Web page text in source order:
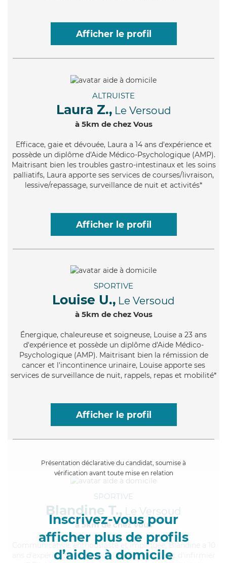
Afficher le profil
ALTRUISTE
Laura Z., Le Versoud
à 5km de chez Vous
Efficace, gaie et dévouée, Laura a 14 ans d'expérience et
possède un diplôme d'Aide Médico-Psychologique (AMP).
Maitrisant bien les troubles gastro-intestinaux et les soins
palliatifs, Laura apporte ses services de courses/livraison,
lessive/repassage, surveillance de nuit et activités*
Afficher le profil
SPORTIVE
Louise U., Le Versoud
à 5km de chez Vous
Énergique, chaleureuse et soigneuse, Louise a 23 ans
d'expérience et possède un diplôme d'Aide Médico-
Psychologique (AMP). Maitrisant bien la rémission de
cancer et l'incontinence urinaire, Louise apporte ses
services de surveillance de nuit, rappels, repas et mobilité*
Afficher le profil
Présentation déclarative du candidat, soumise à
vérification avant toute mise en relation
Inscrivez-vous pour
afficher plus de profils
d’aides à domicile
SPORTIVE
Blandine T., Le Versoud
à 5km de chez Vous
, enthousiaste et impliquée, Blandine a 10
ans d'expérience et possède un diplôme d'Etat d'infirmier